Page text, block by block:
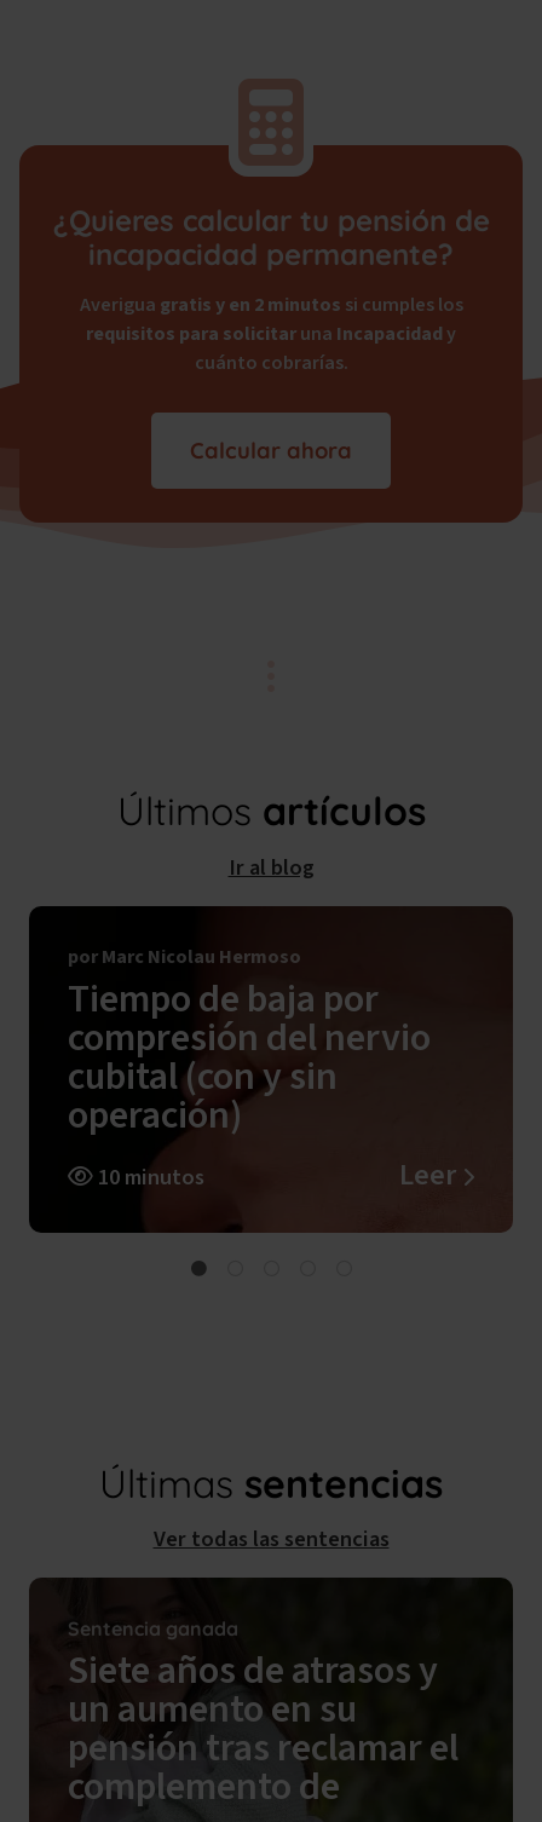
¿Quieres calcular tu pensión de
incapacidad permanente?
Averigua gratis y en 2 minutos si cumples los
requisitos para solicitaruna Incapacidady
cuánto cobrarías.
Calcular ahora
Últimos artículos
Ir al blog
por Marc Nicolau Hermoso
Tiempo de baja por
compresión del nervio
cubital (con y sin
operación)
10 minutos Leer
Últimas sentencias
Ver todas las sentencias
Sentencia ganada
Siete años de atrasos y
un aumento en su
pensión tras reclamar el
complemento de